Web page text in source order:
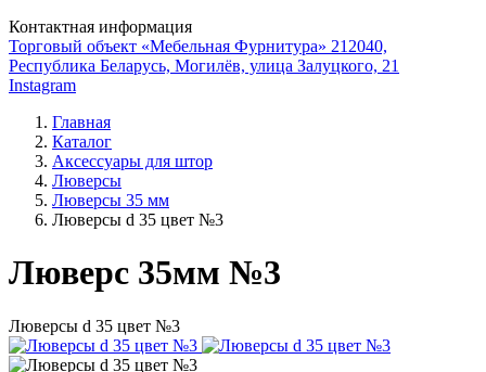
Контактная информация
Торговый объект «Мебельная Фурнитура» 212040,
Республика Беларусь, Могилёв, улица Залуцкого, 21
Instagram
Главная
Каталог
Аксессуары для штор
Люверсы
Люверсы 35 мм
Люверсы d 35 цвет №3
Люверс 35мм №3
Люверсы d 35 цвет №3